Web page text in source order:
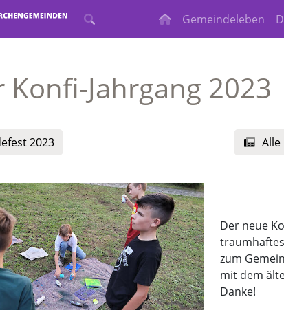
Gemeindeleben
Konfi-Jahrgang 2023
2023 Alle
Der neue
zum
mit dem
Danke!